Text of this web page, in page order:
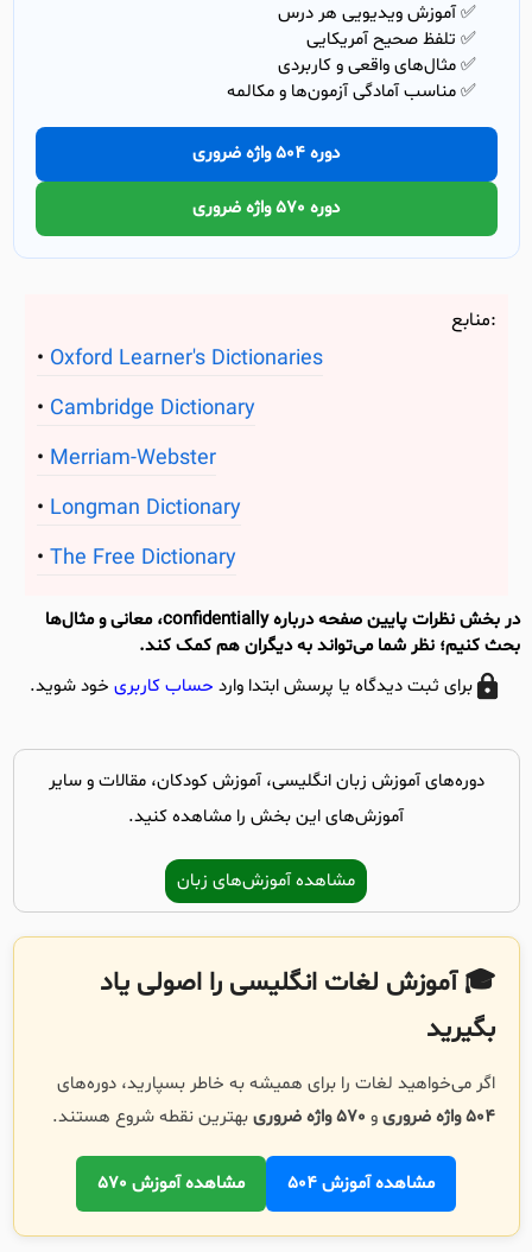
✅ آموزش ویدیویی هر درس
✅ تلفظ صحیح آمریکایی
✅ مثال‌های واقعی و کاربردی
✅ مناسب آمادگی آزمون‌ها و مکالمه
دوره 504 واژه ضروری
دوره 570 واژه ضروری
منابع:
Oxford Learner's Dictionaries
Cambridge Dictionary
Merriam-Webster
Longman Dictionary
The Free Dictionary
در بخش نظرات پایین صفحه درباره confidentially، معانی و مثال‌ها
بحث کنیم؛ نظر شما می‌تواند به دیگران هم کمک کند.
برای ثبت دیدگاه یا پرسش ابتدا وارد حساب کاربری خود شوید.
دوره‌های آموزش زبان انگلیسی، آموزش کودکان، مقالات و سایر
آموزش‌های این بخش را مشاهده کنید.
مشاهده آموزش‌های زبان
🎓 آموزش لغات انگلیسی را اصولی یاد
بگیرید
اگر می‌خواهید لغات را برای همیشه به خاطر بسپارید، دوره‌های
504 واژه ضروری
و 570 واژه ضروری بهترین نقطه شروع هستند.
مشاهده آموزش 504 مشاهده آموزش 570